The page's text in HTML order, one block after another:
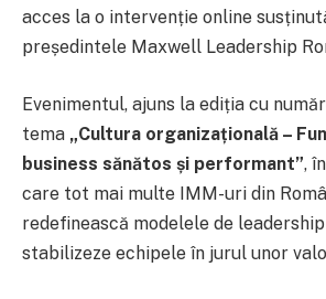
acces la o intervenție online
președintele Maxwell Leadership
Evenimentul, ajuns la ediția cu
tema „Cultura organizațională –
business sănătos și performant”,
care tot mai multe IMM-uri din
redefinească modelele de
stabilizeze echipele în jurul unor